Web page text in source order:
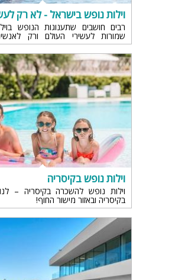
וילות נופש בישראל - לא רק
רבים חושבים שתענוגות הנופש
שמורות לעשירי העולם ורק
להרשות לעצמם להוציא סכומים
אנחנו נמצאים בשנת
פתוחות בפנינו
וילות נופש בקיסריה
וילות נופש להשכרה בקיסריה –
בקיסריה ובאזור מישור החוף!